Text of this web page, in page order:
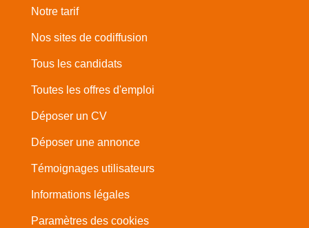
Notre tarif
Nos sites de codiffusion
Tous les candidats
Toutes les offres d'emploi
Déposer un CV
Déposer une annonce
Témoignages utilisateurs
Informations légales
Paramètres des cookies